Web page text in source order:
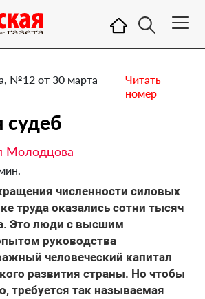
№12 от 30 марта
Читать
номер
судеб
Молодцова
численности силовых
труда оказались сотни тысяч
Это люди с высшим
руководства
человеческий капитал
развития страны. Но чтобы
требуется так называемая